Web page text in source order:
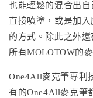
也能輕鬆的混合出
直接噴塗，或是加
的方式。除此之外
所有MOLOTOW的
One4All麥克筆專利
有的One4All麥克筆